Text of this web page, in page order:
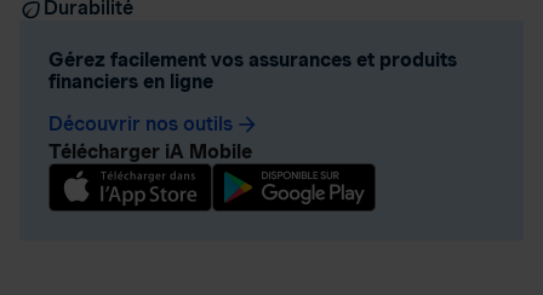
Durabilité
Gérez facilement vos assurances et produits
financiers en ligne
Découvrir nos outils arrow_forward
Télécharger iA Mobile